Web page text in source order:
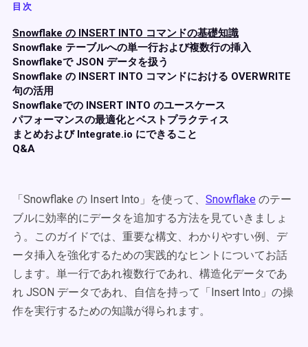
目次
Snowflake の INSERT INTO コマンドの基礎知識
Snowflake テーブルへの単一行および複数行の挿入
Snowflakeで JSON データを扱う
Snowflake の INSERT INTO コマンドにおける OVERWRITE
句の活用
Snowflakeでの INSERT INTO のユースケース
パフォーマンスの最適化とベストプラクティス
まとめおよび Integrate.io にできること
Q&A
「Snowflake の Insert Into」を使って、 Snowflake のテー
ブルに効率的にデータを追加する方法を見ていきましょ
う。このガイドでは、重要な構文、わかりやすい例、デ
ータ挿入を強化するための実践的なヒントについてお話
します。単一行であれ複数行であれ、構造化データであ
れ JSON データであれ、自信を持って「Insert Into」の操
作を実行するための知識が得られます。